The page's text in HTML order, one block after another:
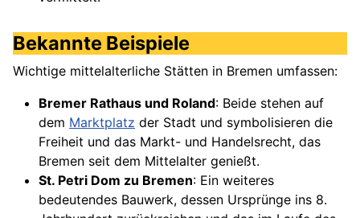
Bekannte Beispiele
Wichtige mittelalterliche Stätten in Bremen umfassen:
Bremer Rathaus und Roland: Beide stehen auf
dem Marktplatz der Stadt und symbolisieren die
Freiheit und das Markt- und Handelsrecht, das
Bremen seit dem Mittelalter genießt.
St. Petri Dom zu Bremen: Ein weiteres
bedeutendes Bauwerk, dessen Ursprünge ins 8.